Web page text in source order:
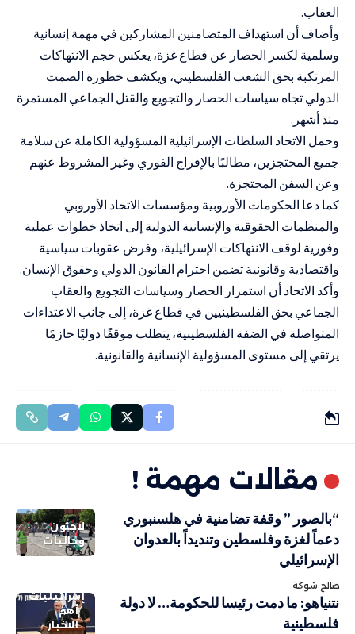
العقاب.
وأضاف أن استهداف المتضامنين المشاركين في مهمة إنسانية
وسلمية لكسر الحصار عن قطاع غزة، يعكس حجم الانتهاكات
المرتكبة بحق الشعب الفلسطيني، ويكشف خطورة الصمت
الدولي تجاه سياسات الحصار والتجويع والقتل الجماعي المستمرة
منذ أشهر.
وحمل الاتحاد السلطات الإسرائيلية المسؤولية الكاملة عن سلامة
جميع المحتجزين، مطالبًا بالإفراج الفوري وغير المشروط عنهم
وعن السفن المحتجزة.
كما دعا الحكومات الأوروبية ومؤسسات الاتحاد الأوروبي
والمنظمات الحقوقية والإنسانية الدولية إلى اتخاذ خطوات عملية
وفورية لوقف الانتهاكات الإسرائيلية، وفرض عقوبات سياسية
واقتصادية وقانونية تضمن احترام القانون الدولي وحقوق الإنسان.
وأكد الاتحاد أن استمرار الحصار وسياسات التجويع والعقاب
الجماعي بحق الفلسطينيين في قطاع غزة، إلى جانب الاعتداءات
المتواصلة في الضفة الفلسطينية، يتطلب موقفًا دوليًا حازمًا
يرتقي إلى مستوى المسؤولية الإنسانية والقانونية.
مقالات مهمة !
لاجئون
وجاليات
“بالصور ” وقفة تضامنية في هلسنبوري
دعماً لغزة وفلسطين وتنديداً بالعدوان
الإسرائيلي
صالح شوكة
إسرائيليات
أهم
الاخبار
نتنياهو: ما دمت رئيسا للحكومة… لا دولة
فلسطينية